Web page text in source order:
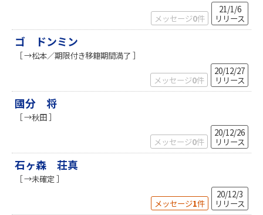
メッセージ0件
21/1/6
リリース
ゴ ドンミン
［ →松本／期限付き移籍期間満了 ］
メッセージ0件
20/12/27
リリース
國分 将
［ →秋田 ］
メッセージ0件
20/12/26
リリース
石ヶ森 荘真
［ →未確定 ］
メッセージ1件
20/12/3
リリース